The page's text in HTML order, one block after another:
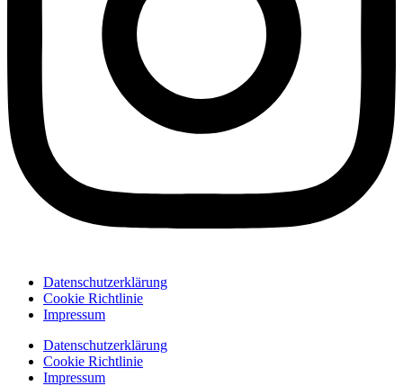
Datenschutzerklärung
Cookie Richtlinie
Impressum
Datenschutzerklärung
Cookie Richtlinie
Impressum